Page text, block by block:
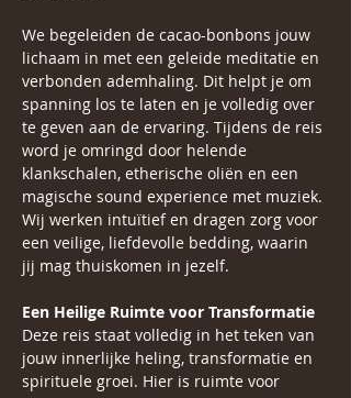
We begeleiden de cacao-bonbons jouw
lichaam in met een geleide meditatie en
verbonden ademhaling. Dit helpt je om
spanning los te laten en je volledig over
te geven aan de ervaring. Tijdens de reis
word je omringd door helende
klankschalen, etherische oliën en een
magische sound experience met muziek.
Wij werken intuïtief en dragen zorg voor
een veilige, liefdevolle bedding, waarin
jij mag thuiskomen in jezelf.
Een Heilige Ruimte voor Transformatie
Deze reis staat volledig in het teken van
jouw innerlijke heling, transformatie en
spirituele groei. Hier is ruimte voor